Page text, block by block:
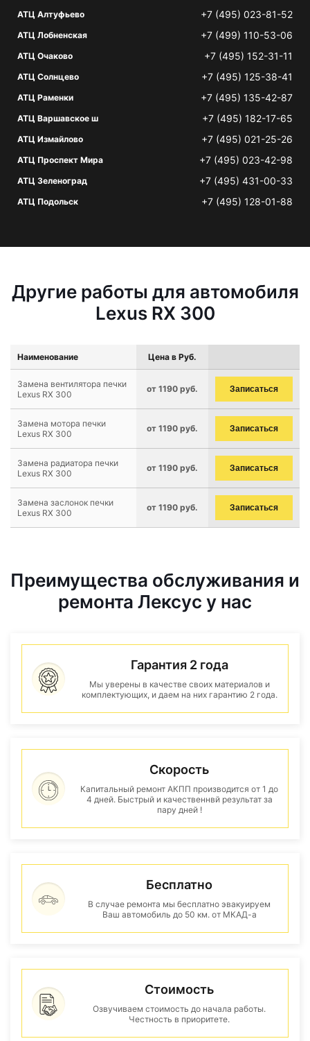
АТЦ Алтуфьево +7 (495) 023-81-52
АТЦ Лобненская +7 (499) 110-53-06
АТЦ Очаково +7 (495) 152-31-11
АТЦ Солнцево +7 (495) 125-38-41
АТЦ Раменки +7 (495) 135-42-87
АТЦ Варшавское ш +7 (495) 182-17-65
АТЦ Измайлово +7 (495) 021-25-26
АТЦ Проспект Мира +7 (495) 023-42-98
АТЦ Зеленоград +7 (495) 431-00-33
АТЦ Подольск +7 (495) 128-01-88
Другие работы для автомобиля
Lexus RX 300
Наименование Цена в Руб.
Замена вентилятора печки
Lexus RX 300
от 1190 руб. Записаться
Замена мотора печки
Lexus RX 300
от 1190 руб. Записаться
Замена радиатора печки
Lexus RX 300
от 1190 руб. Записаться
Замена заслонок печки
Lexus RX 300
от 1190 руб. Записаться
Преимущества обслуживания и
ремонта Лексус у нас
Гарантия 2 года
Мы уверены в качестве своих материалов и
комплектующих, и даем на них гарантию 2 года.
Скорость
Капитальный ремонт АКПП производится от 1 до
4 дней. Быстрый и качественнвй результат за
пару дней !
Бесплатно
В случае ремонта мы бесплатно эвакуируем
Ваш автомобиль до 50 км. от МКАД-а
Стоимость
Озвучиваем стоимость до начала работы.
Честность в приоритете.